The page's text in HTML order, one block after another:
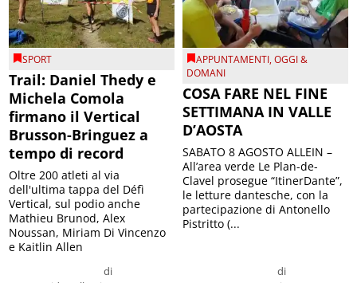
SPORT
Trail: Daniel Thedy e
Michela Comola
firmano il Vertical
Brusson-Bringuez a
tempo di record
di
Oltre 200 atleti al via
dell'ultima tappa del Défì
Vertical, sul podio anche
Mathieu Brunod, Alex
Noussan, Miriam Di Vincenzo
e Kaitlin Allen
APPUNTAMENTI,OGGI &
DOMANI
COSA FARE NEL FINE
SETTIMANA IN VALLE
D’AOSTA
di
SABATO 8 AGOSTO ALLEIN –
All’area verde Le Plan-de-
Clavel prosegue “ItinerDante”,
le letture dantesche, con la
partecipazione di Antonello
Pistritto (...